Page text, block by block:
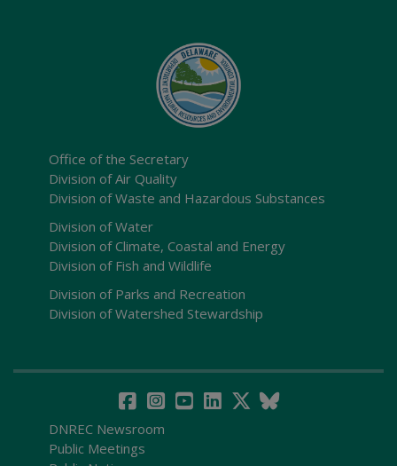
Office of the Secretary
Division of Air Quality
Division of Waste and Hazardous Substances
Division of Water
Division of Climate, Coastal and Energy
Division of Fish and Wildlife
Division of Parks and Recreation
Division of Watershed Stewardship
DNREC Newsroom
Public Meetings